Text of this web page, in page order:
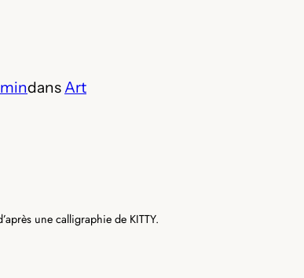
dansArt
une calligraphie de KITTY.